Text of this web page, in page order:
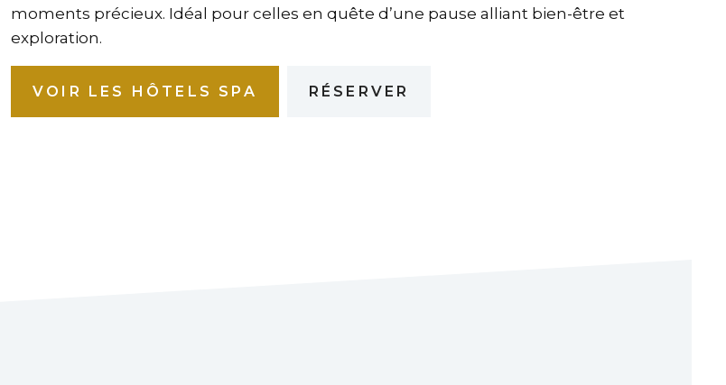
moments précieux. Idéal pour celles en quête d’une pause alliant bien-être et
exploration.
VOIR LES HÔTELS SPA RÉSERVER